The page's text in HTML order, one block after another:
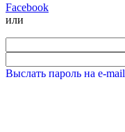
Facebook
или
Выслать пароль на e-mail